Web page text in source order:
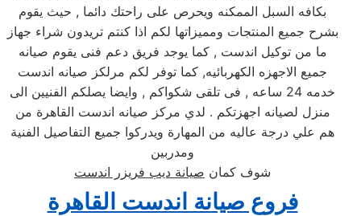
بكافه السبل الممكنه ويحرص على راحتك دائما , حيث يقوم
بشرح جميع المنتجات ومميزاتها لكم اذا كنتم تريدون شراء جهاز
ما من توكيل اندست , كما يوجد فريق دعم فنى يقوم صيانه
جميع الاجهزه الكهربائيه, كما توفر لكم مرلكز صيانه اندست
خدمه 24 ساعه , فى تلقى شكواكم , وايضا يصلكم الفنيين الى
منزل لصيانه اجهزتكم . لدي مركز صيانه اندست القاهرة من
هم علي درجة عاليه من المهارة ويدركوا جميع التفاصيل الفنية
ومدربين
شوف كمان صيانة ديب فريزر اندست
فروع صيانة اندست القاهرة